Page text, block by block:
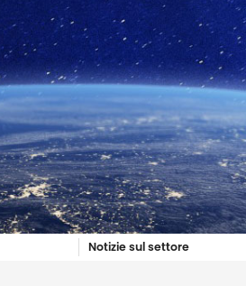
Notizie sul settore